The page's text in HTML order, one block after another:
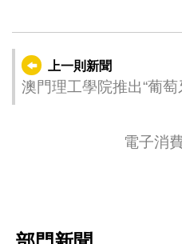
上一則新聞
澳門理工學院推出“葡
電子消